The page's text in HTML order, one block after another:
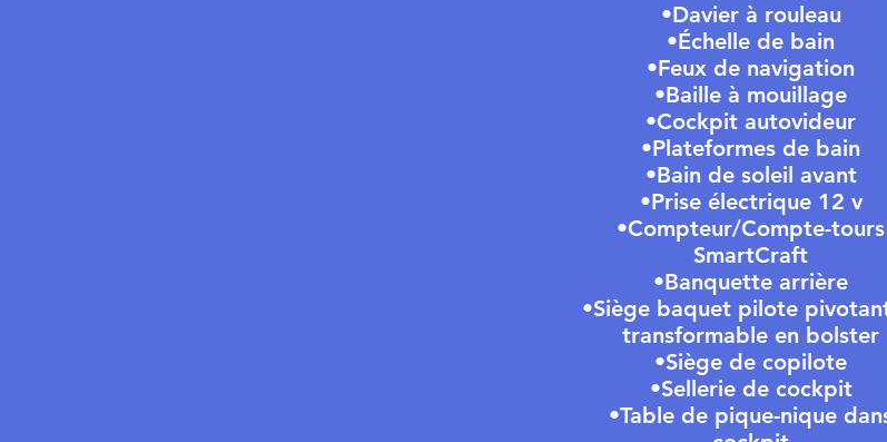
•Davier à rouleau
•Échelle de bain
•Feux de navigation
•Baille à mouillage
•Cockpit autovideur
•Plateformes de bain
•Bain de soleil avant
•Prise électrique 12 v
•Compteur/Compte-tours
SmartCraft
•Banquette arrière
•Siège baquet pilote
transformable en bolster
•Siège de copilote
•Sellerie de cockpit
•Table de pique-nique